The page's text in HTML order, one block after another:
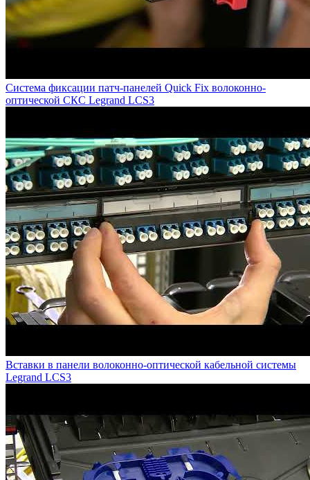
Система фиксации патч-панелей Quick Fix волоконно-
оптической СКС Legrand LCS3
Вставки в панели волоконно-оптической кабельной системы
Legrand LCS3